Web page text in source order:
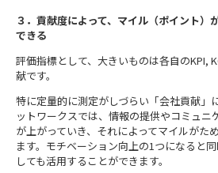
３．貢献度によって、マイル（ポイント）
できる
評価指標として、大きいものは各自のKPI,
献です。
特に定量的に測定がしづらい「会社貢献」
ットワークスでは、情報の提供やコミュニ
が上がっていき、それによってマイルがた
ます。モチベーション向上の1つになると
しても活用することができます。